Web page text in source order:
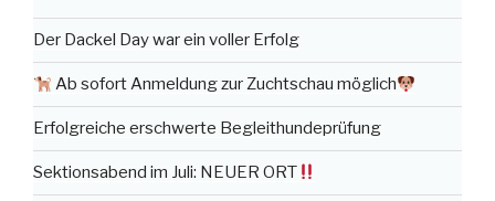
Der Dackel Day war ein voller Erfolg
Ab sofort Anmeldung zur Zuchtschau möglich
Erfolgreiche erschwerte Begleithundeprüfung
Sektionsabend im Juli: NEUER ORT